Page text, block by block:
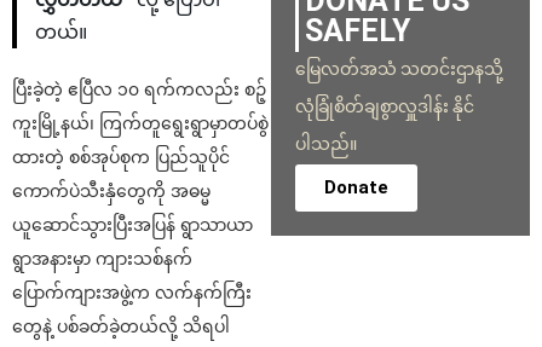
တယ်။
ပြီးခဲ့တဲ့ ဧပြီလ ၁၀ ရက်ကလည်း စဉ့်
ကူးမြို့နယ်၊ ကြက်တူရွေးရွာမှာတပ်စွဲ
ထားတဲ့ စစ်အုပ်စုက ပြည်သူ‌ပိုင်
ကောက်ပဲသီးနှံတွေကို အဓမ္မ
ယူဆောင်သွားပြီးအပြန် ရွာသာယာ
ရွာအနားမှာ ကျားသစ်နက်
ပြောက်ကျားအဖွဲ့က လက်နက်ကြီး
တွေနဲ့ ပစ်ခတ်ခဲ့တယ်လို့ သိရပါ
SAFELY
မြေလတ်အသံ သတင်းဌာနသို့
လုံခြုံစိတ်ချစွာလှူဒါန်း နိုင်
ပါသည်။
Donate